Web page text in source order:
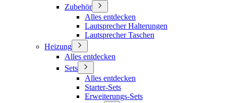
Zubehör
Alles entdecken
Lautsprecher Halterungen
Lautsprecher Taschen
Heizung
Alles entdecken
Sets
Alles entdecken
Starter-Sets
Erweiterungs-Sets